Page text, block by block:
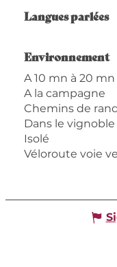
Langues parlées
Langues parlées
Environnement
Environnement
A 10 mn à 20
A la campagne
Chemins de
Dans le vignoble
Isolé
Véloroute voie